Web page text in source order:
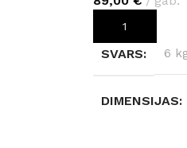
PIEVIENOT
SVARS 6
DIMENSIJAS